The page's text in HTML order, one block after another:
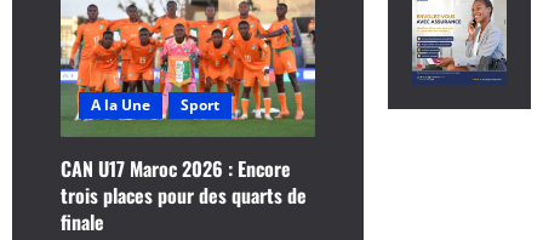
A la Une Sport
CAN U17 Maroc 2026 : Encore
trois places pour des quarts de
finale